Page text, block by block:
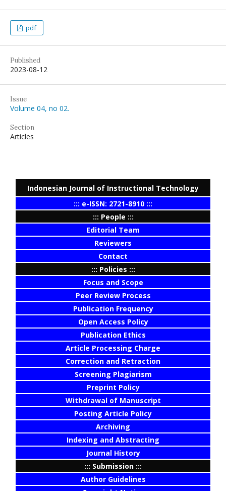
pdf
Published
2023-08-12
Issue
Volume 04, no 02.
Section
Articles
Indonesian Journal of Instructional Technology
::: e-ISSN: 2721-8910 :::
::: People :::
Editorial Team
Reviewers
Contact
::: Policies :::
Focus and Scope
Peer Review Process
Publication Frequency
Open Access Policy
Publication Ethics
Article Processing Charge
Correction and Retraction
Screening Plagiarism
Preprint Policy
Withdrawal of Manuscript
Posting Article Policy
Archiving
Indexing and Abstracting
Journal History
::: Submission :::
Author Guidelines